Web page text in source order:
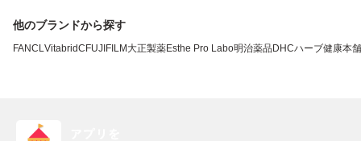
他のブランドから探す
FANCLVitabridC FUJIFILM 大正製薬Esthe Pro Labo明治薬品DHCハーブ健康本舗